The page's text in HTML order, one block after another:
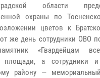
области
охраны по
цветов к
же день сотрудники ОВО
«Гвардейцам
площади, а сотрудники
району —